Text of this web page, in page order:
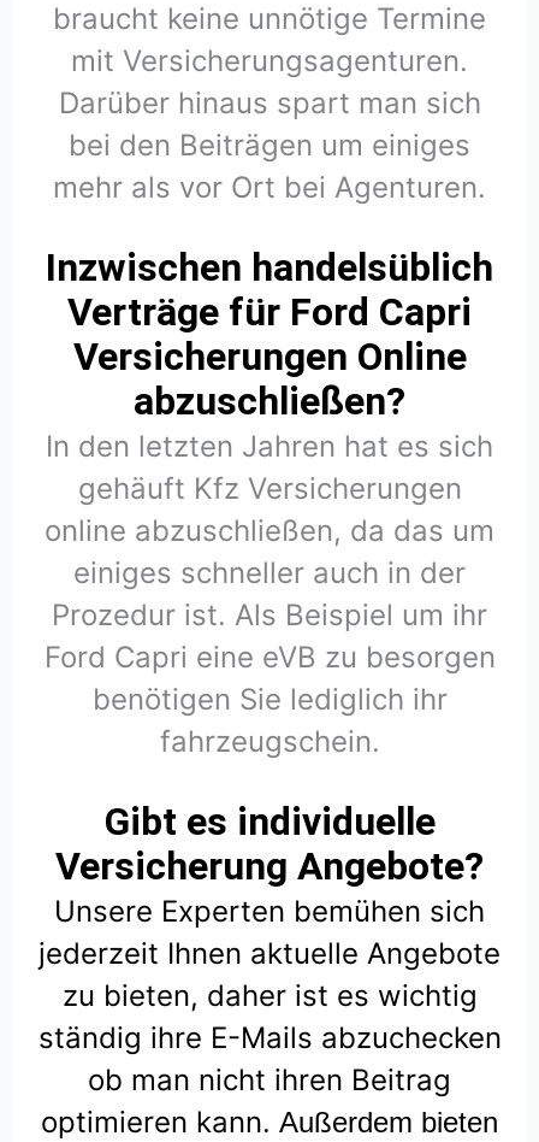
braucht keine unnötige Termine
mit Versicherungsagenturen.
Darüber hinaus spart man sich
bei den Beiträgen um einiges
mehr als vor Ort bei Agenturen.
Inzwischen handelsüblich
Verträge für Ford Capri
Versicherungen Online
abzuschließen?
In den letzten Jahren hat es sich
gehäuft Kfz Versicherungen
online abzuschließen, da das um
einiges schneller auch in der
Prozedur ist. Als Beispiel um ihr
Ford Capri eine eVB zu besorgen
benötigen Sie lediglich ihr
fahrzeugschein.
Gibt es individuelle
Versicherung Angebote?
Unsere Experten bemühen sich
jederzeit Ihnen aktuelle Angebote
zu bieten, daher ist es wichtig
ständig ihre E-Mails abzuchecken
ob man nicht ihren Beitrag
optimieren kann. Außerdem bieten